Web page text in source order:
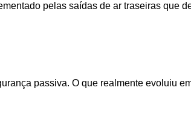
pelas saídas de ar traseiras que
passiva. O que realmente evoluiu